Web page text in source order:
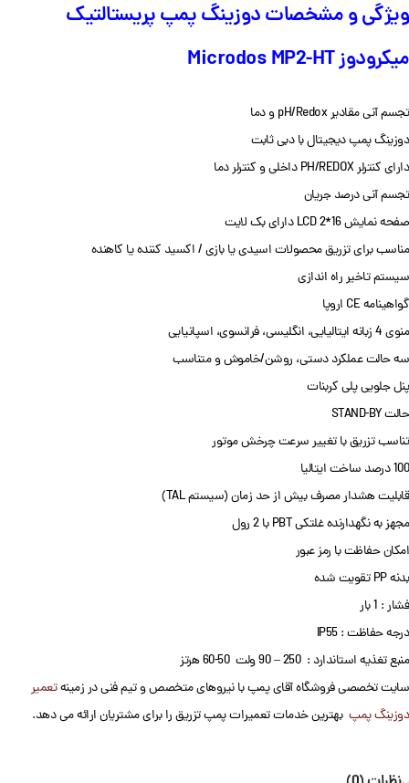
ویژگی و مشخصات دوزینگ پمپ پریستالتیک
میکرودوز Microdos MP2-HT
تجسم آنی مقادیر pH/Redox و دما
دوزینگ پمپ دیجیتال با دبی ثابت
دارایکنترلر PH/REDOX داخلی و کنترلر دما
تجسم آنی درصد جریان
صفحه نمایش LCD 2*16 دارای بک لایت
مناسب برای تزریق محصولات اسیدی یا بازی / اکسید کننده یا کاهنده
سیستم تاخیر راه اندازی
گواهینامه CE اروپا
منوی 4 زبانه ایتالیایی، انگلیسی، فرانسوی، اسپانیایی
سه حالت عملکرد دستی، روشن/خاموش و متناسب
پنل جلویی پلی کربنات
حالت STAND-BY
تناسب تزریق با تغییر سرعت چرخش موتور
100 درصد ساخت ایتالیا
قابلیت هشدار مصرف بیش از حد زمان (سیستم TAL)
مجهز به نگهدارنده غلتکی PBT با 2 رول
امکان حفاظت با رمز عبور
بدنه PP تقویت شده
فشار : 1 بار
درجه حفاظت : IP55
منبع تغذیه استاندارد : 250 – 90 ولت 50-60 هرتز
سایت تخصصی فروشگاه آقای پمپ با نیروهای متخصص و تیم فنی در زمینهتعمیر
دوزینگ پمپ بهترین خدمات تعمیرات پمپ تزریق را برای مشتریان ارائه می دهد.